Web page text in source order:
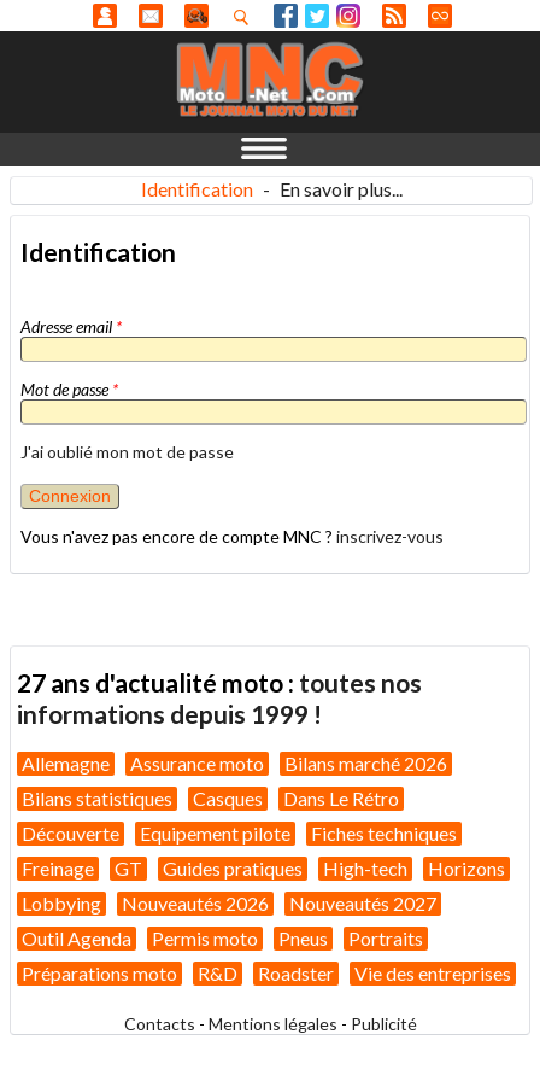
Identification - En savoir plus...
Identification
Adresse email *
Mot de passe*
J'ai oublié mon mot de passe
Vous n'avez pas encore de compte MNC ? inscrivez-vous
27 ans d'actualité moto : toutes nos
informations depuis 1999 !
Allemagne Assurance moto
Bilans marché 2026
Bilans statistiques
Casques
Dans Le Rétro
Découverte
Equipement pilote
Fiches techniques
Freinage
GT Guides pratiques High-tech
Horizons
Lobbying
Nouveautés 2026
Nouveautés 2027
Outil Agenda
Permis moto Pneus
Portraits
Préparations moto
R&D Roadster Vie des entreprises
Contacts - Mentions légales - Publicité